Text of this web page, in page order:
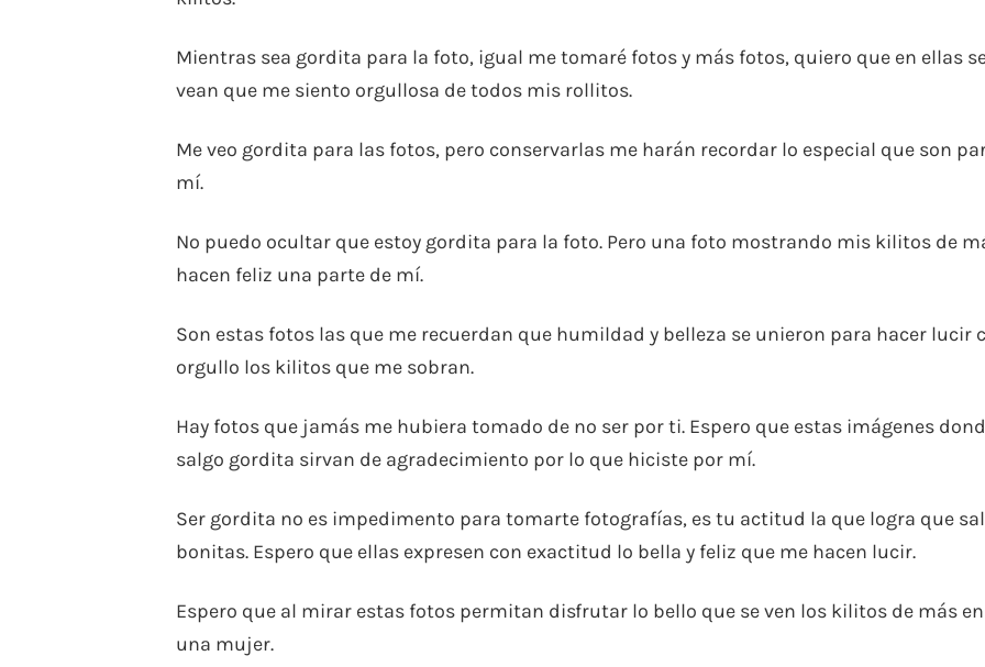
Mientras sea gordita para la foto, igual me tomaré fotos y más fotos, quiero que en ellas
vean que me siento orgullosa de todos mis rollitos.
Me veo gordita para las fotos, pero conservarlas me harán recordar lo especial que son
mí.
No puedo ocultar que estoy gordita para la foto. Pero una foto mostrando mis kilitos de
hacen feliz una parte de mí.
Son estas fotos las que me recuerdan que humildad y belleza se unieron para hacer lucir
orgullo los kilitos que me sobran.
Hay fotos que jamás me hubiera tomado de no ser por ti. Espero que estas imágenes
salgo gordita sirvan de agradecimiento por lo que hiciste por mí.
Ser gordita no es impedimento para tomarte fotografías, es tu actitud la que logra que
bonitas. Espero que ellas expresen con exactitud lo bella y feliz que me hacen lucir.
Espero que al mirar estas fotos permitan disfrutar lo bello que se ven los kilitos de más en
una mujer.